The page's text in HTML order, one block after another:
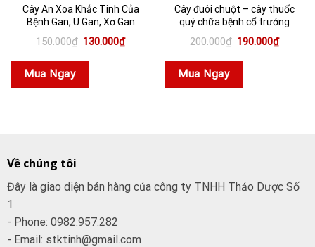
Cây An Xoa Khắc Tinh Của
Bệnh Gan, U Gan, Xơ Gan
150.000₫ Giá
gốc
là:
130.000₫Giá
hiện
Mua Ngay
Cây đuôi chuột – cây thuốc
quý chữa bệnh cổ trướng
200.000₫ Giá
gốc
là:
190.000₫Giá
hiện
Mua Ngay
Về chúng tôi
Đây là giao diện bán hàng của công ty TNHH Thảo Dược Số
1
- Phone: 0982.957.282
- Email: stktinh@gmail.com